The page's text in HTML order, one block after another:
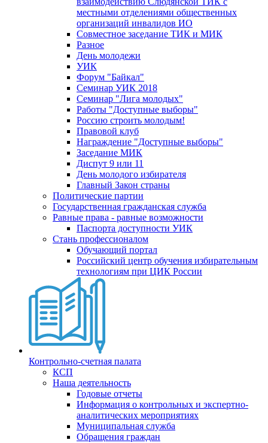
местными отделениями общественных
организаций инвалидов ИО
Совместное заседание ТИК и МИК
Разное
День молодежи
УИК
Форум "Байкал"
Семинар УИК 2018
Семинар "Лига молодых"
Работы "Доступные выборы"
Россию строить молодым!
Правовой клуб
Награждение "Доступные выборы"
Заседание МИК
Диспут 9 или 11
День молодого избирателя
Главный Закон страны
Политические партии
Государственная гражданская служба
Равные права - равные возможности
Паспорта доступности УИК
Стань профессионалом
Обучающий портал
Российский центр обучения избирательным
технологиям при ЦИК России
Контрольно-счетная палата
КСП
Наша деятельность
Годовые отчеты
Информация о контрольных и экспертно-
аналитических мероприятиях
Муниципальная служба
Обращения граждан